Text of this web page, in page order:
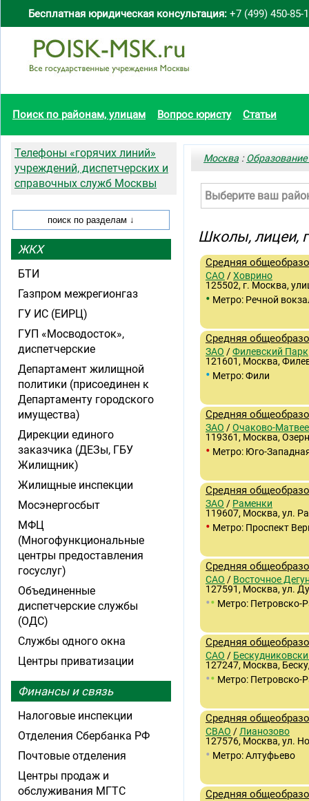
Бесплатная юридическая консультация: +7 (499) 450-85-
Поиск по районам, улицам Вопрос юристу Статьи
Москва :
Выберите ваш
Школы, лицеи,
Средняя
САО /Ховрино
125502, г. Москва,
• Метро: Речной
Средняя
ЗАО /Филевский Парк
121601, Москва,
• Метро: Фили
Средняя
ЗАО /Очаково-
119361, Москва,
• Метро: Юго-
Средняя
ЗАО / Раменки
119607, Москва, ул.
• Метро: Проспект
Средняя
САО / Восточное
127591, Москва, ул.
•• Метро: Петровско-
Средняя
САО /
127247, Москва,
•• Метро: Петровско-
Средняя
СВАО / Лианозово
127576, Москва, ул.
• Метро: Алтуфьево
Средняя
Телефоны «горячих линий»
учреждений, диспетчерских и
справочных служб Москвы
ЖКХ
БТИ
Газпром межрегионгаз
ГУ ИС (ЕИРЦ)
ГУП «Мосводосток»,
диспетчерские
Департамент жилищной
политики (присоединен к
Департаменту городского
имущества)
Дирекции единого
заказчика (ДЕЗы, ГБУ
Жилищник)
Жилищные инспекции
Мосэнергосбыт
МФЦ
(Многофункциональные
центры предоставления
госуслуг)
Объединенные
диспетчерские службы
(ОДС)
Службы одного окна
Центры приватизации
Финансы и связь
Налоговые инспекции
Отделения Сбербанка РФ
Почтовые отделения
Центры продаж и
обслуживания МГТС